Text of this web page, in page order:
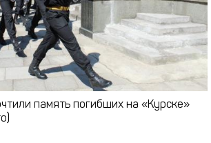
память погибших на «Курске»